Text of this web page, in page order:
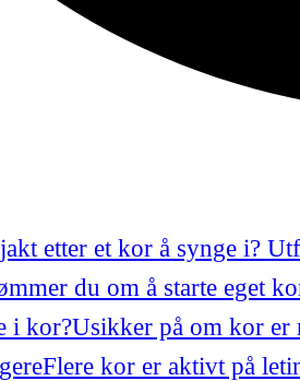
etter et kor å synge i?
du om å starte eget
i kor?Usikker på om kor er
Flere kor er aktivt på